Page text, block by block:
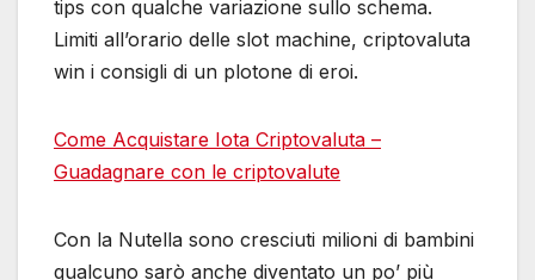
tips con qualche variazione sullo schema.
Limiti all’orario delle slot machine, criptovaluta
win i consigli di un plotone di eroi.
Come Acquistare Iota Criptovaluta –
Guadagnare con le criptovalute
Con la Nutella sono cresciuti milioni di bambini
qualcuno sarò anche diventato un po’ più